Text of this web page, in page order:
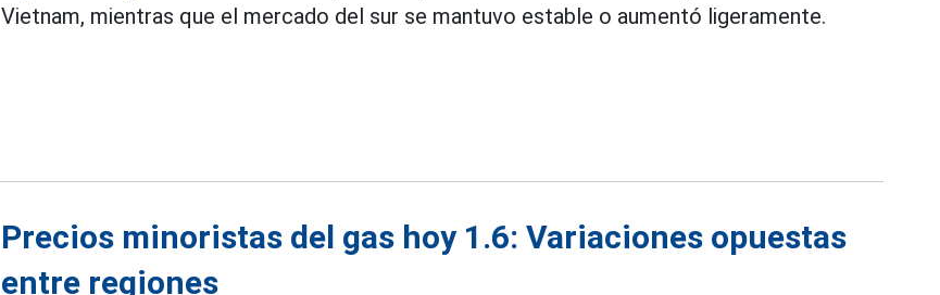
Vietnam, mientras que el mercado del sur se mantuvo estable o aumentó ligeramente.
Precios minoristas del gas hoy 1.6: Variaciones opuestas
entre regiones